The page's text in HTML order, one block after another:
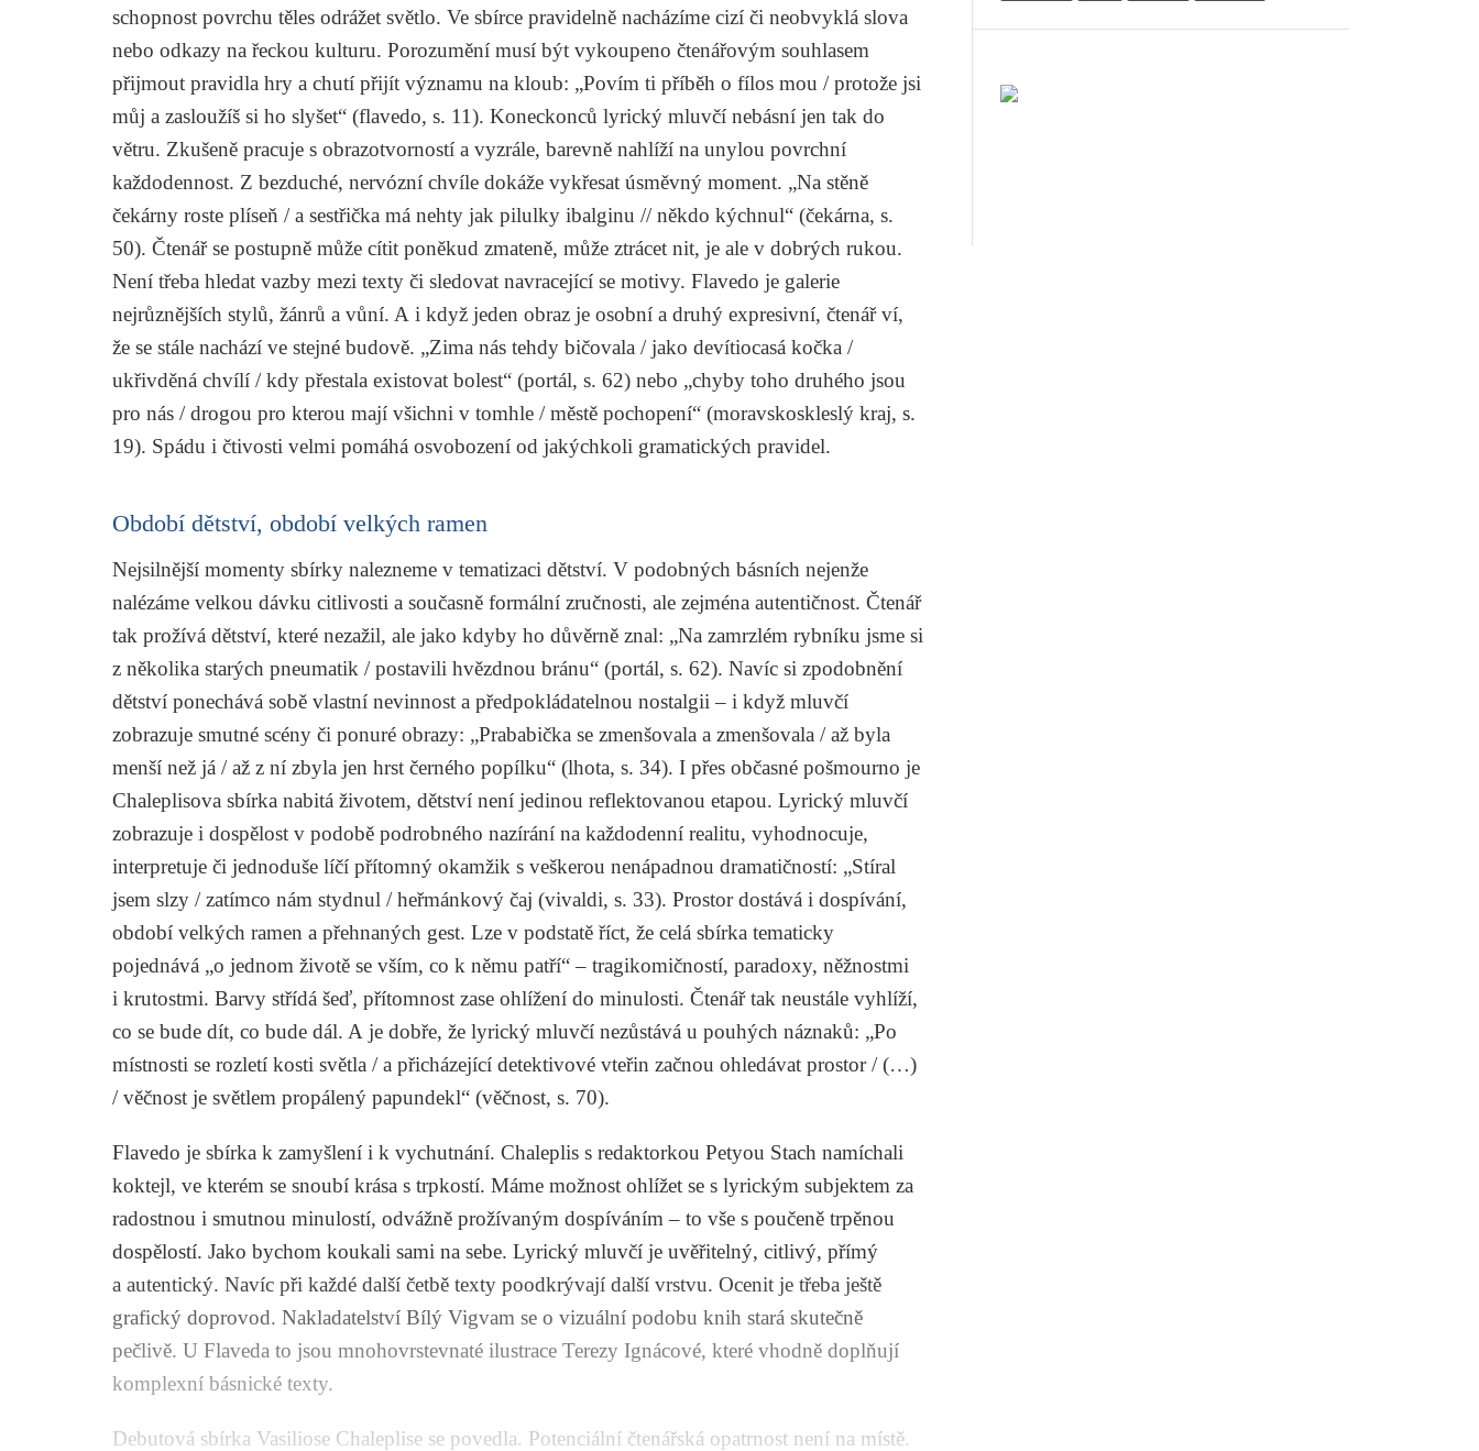
schopnost povrchu těles odrážet světlo. Ve sbírce pravidelně nacházíme cizí či neobvyklá slova
nebo odkazy na řeckou kulturu. Porozumění musí být vykoupeno čtenářovým souhlasem
přijmout pravidla hry a chutí přijít významu na kloub: „Povím ti příběh o fílos mou / protože jsi
můj a zasloužíš si ho slyšet“ (flavedo, s. 11). Koneckonců lyrický mluvčí nebásní jen tak do
větru. Zkušeně pracuje s obrazotvorností a vyzrále, barevně nahlíží na unylou povrchní
každodennost. Z bezduché, nervózní chvíle dokáže vykřesat úsměvný moment. „Na stěně
čekárny roste plíseň / a sestřička má nehty jak pilulky ibalginu // někdo kýchnul“ (čekárna, s.
50). Čtenář se postupně může cítit poněkud zmateně, může ztrácet nit, je ale v dobrých rukou.
Není třeba hledat vazby mezi texty či sledovat navracející se motivy. Flavedo je galerie
nejrůznějších stylů, žánrů a vůní. A i když jeden obraz je osobní a druhý expresivní, čtenář ví,
že se stále nachází ve stejné budově. „Zima nás tehdy bičovala / jako devítiocasá kočka /
ukřivděná chvílí / kdy přestala existovat bolest“ (portál, s. 62) nebo „chyby toho druhého jsou
pro nás / drogou pro kterou mají všichni v tomhle / městě pochopení“ (moravskoskleslý kraj, s.
19). Spádu i čtivosti velmi pomáhá osvobození od jakýchkoli gramatických pravidel.
Období dětství, období velkých ramen
Nejsilnější momenty sbírky nalezneme v tematizaci dětství. V podobných básních nejenže
nalézáme velkou dávku citlivosti a současně formální zručnosti, ale zejména autentičnost. Čtenář
tak prožívá dětství, které nezažil, ale jako kdyby ho důvěrně znal: „Na zamrzlém rybníku jsme si
z několika starých pneumatik / postavili hvězdnou bránu“ (portál, s. 62). Navíc si zpodobnění
dětství ponechává sobě vlastní nevinnost a předpokládatelnou nostalgii – i když mluvčí
zobrazuje smutné scény či ponuré obrazy: „Prababička se zmenšovala a zmenšovala / až byla
menší než já / až z ní zbyla jen hrst černého popílku“ (lhota, s. 34). I přes občasné pošmourno je
Chaleplisova sbírka nabitá životem, dětství není jedinou reflektovanou etapou. Lyrický mluvčí
zobrazuje i dospělost v podobě podrobného nazírání na každodenní realitu, vyhodnocuje,
interpretuje či jednoduše líčí přítomný okamžik s veškerou nenápadnou dramatičností: „Stíral
jsem slzy / zatímco nám stydnul / heřmánkový čaj (vivaldi, s. 33). Prostor dostává i dospívání,
období velkých ramen a přehnaných gest. Lze v podstatě říct, že celá sbírka tematicky
pojednává „o jednom životě se vším, co k němu patří“ – tragikomičností, paradoxy, něžnostmi
i krutostmi. Barvy střídá šeď, přítomnost zase ohlížení do minulosti. Čtenář tak neustále vyhlíží,
co se bude dít, co bude dál. A je dobře, že lyrický mluvčí nezůstává u pouhých náznaků: „Po
místnosti se rozletí kosti světla / a přicházející detektivové vteřin začnou ohledávat prostor / (…)
/ věčnost je světlem propálený papundekl“ (věčnost, s. 70).
Flavedo je sbírka k zamyšlení i k vychutnání. Chaleplis s redaktorkou Petyou Stach namíchali
koktejl, ve kterém se snoubí krása s trpkostí. Máme možnost ohlížet se s lyrickým subjektem za
radostnou i smutnou minulostí, odvážně prožívaným dospíváním – to vše s poučeně trpěnou
dospělostí. Jako bychom koukali sami na sebe. Lyrický mluvčí je uvěřitelný, citlivý, přímý
a autentický. Navíc při každé další četbě texty poodkrývají další vrstvu. Ocenit je třeba ještě
grafický doprovod. Nakladatelství Bílý Vigvam se o vizuální podobu knih stará skutečně
pečlivě. U Flaveda to jsou mnohovrstevnaté ilustrace Terezy Ignácové, které vhodně doplňují
komplexní básnické texty.
Debutová sbírka Vasiliose Chaleplise se povedla. Potenciální čtenářská opatrnost není na místě.